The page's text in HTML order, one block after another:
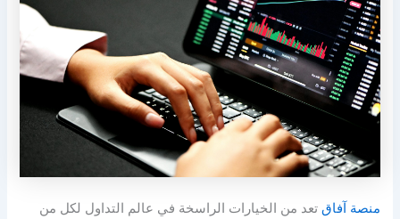
منصة آفاقتعد من الخيارات الراسخة في عالم التداول لكل من